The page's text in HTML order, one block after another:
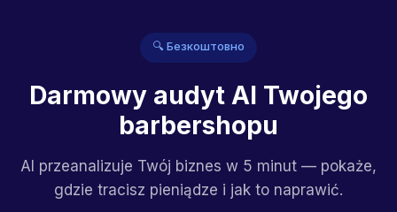
🔍 Безкоштовно
Darmowy audyt AI Twojego
barbershopu
AI przeanalizuje Twój biznes w 5 minut — pokaże,
gdzie tracisz pieniądze i jak to naprawić.